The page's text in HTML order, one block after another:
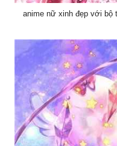
anime nữ xinh đẹp với bộ